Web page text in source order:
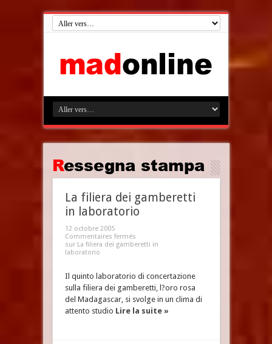
Ressegna stampa
La filiera dei gamberetti
in laboratorio
12 octobre 2005
Commentaires fermés
sur La filiera dei gamberetti in
laboratorio
Il quinto laboratorio di concertazione
sulla filiera dei gamberetti, l?oro rosa
del Madagascar, si svolge in un clima di
attento studio Lire la suite »